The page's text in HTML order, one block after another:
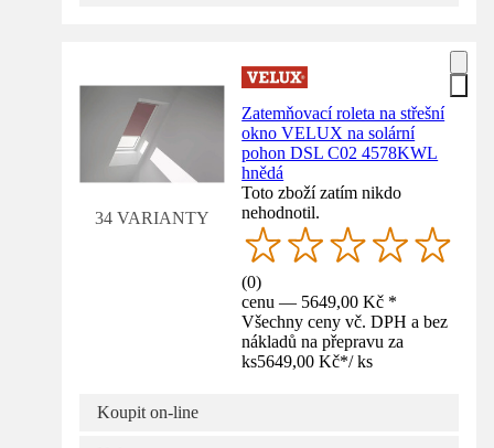
34 VARIANTY
Zatemňovací roleta na střešní
okno VELUX na solární
pohon DSL C02 4578KWL
hnědá
Toto zboží zatím nikdo
nehodnotil.
(0)
cenu — 5649,00 Kč *
Všechny ceny vč. DPH a bez
nákladů na přepravu za
ks5649,00 Kč*/ ks
Koupit on-line